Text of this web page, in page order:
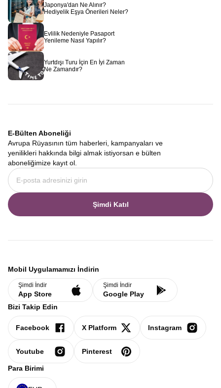
Japonya'dan Ne Alınır?
Hediyelik Eşya Önerileri Neler?
Evlilik Nedeniyle Pasaport
Yenileme Nasıl Yapılır?
Yurtdışı Turu İçin En İyi Zaman
Ne Zamandır?
E-Bülten Aboneliği
Avrupa Rüyasının tüm haberleri, kampanyaları ve
yenilikleri hakkında bilgi almak istiyorsan e bülten
aboneliğimize kayıt ol.
Şimdi Katıl
Mobil Uygulamamızı İndirin
Şimdi İndir
App Store
Şimdi İndir
Google Play
Bizi Takip Edin
Facebook X Platform Instagram
Youtube Pinterest
Para Birimi